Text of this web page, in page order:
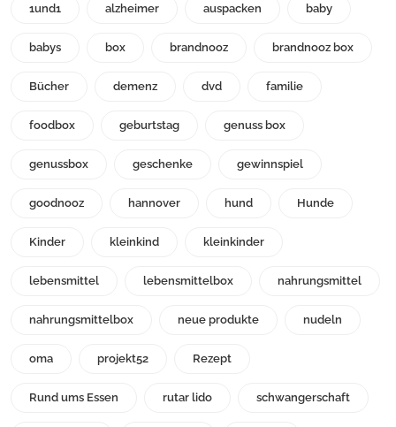
1und1 alzheimer auspacken baby
babys box brandnooz brandnooz box
Bücher demenz dvd familie
foodbox geburtstag genuss box
genussbox geschenke gewinnspiel
goodnooz hannover hund Hunde
Kinder kleinkind kleinkinder
lebensmittel lebensmittelbox nahrungsmittel
nahrungsmittelbox neue produkte nudeln
oma projekt52 Rezept
Rund ums Essen rutar lido schwangerschaft